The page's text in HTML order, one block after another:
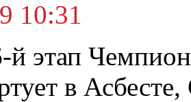
10:31
й этап
в